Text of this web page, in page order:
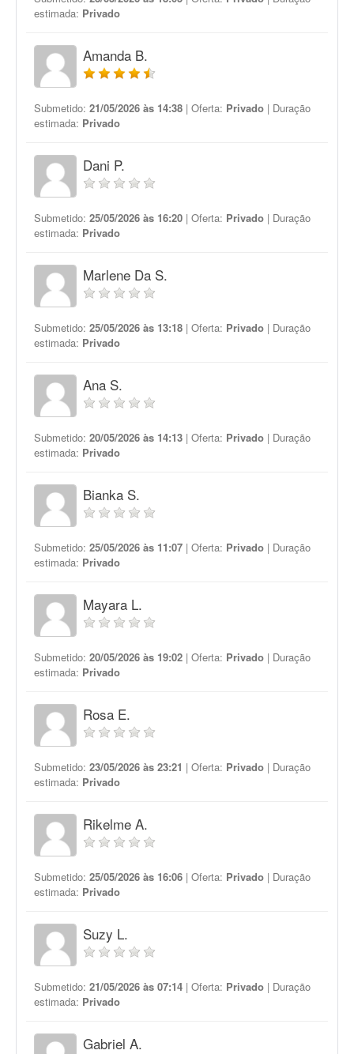
estimada: Privado
Amanda B.
Submetido: 21/05/2026 às 14:38 | Oferta: Privado | Duração
estimada: Privado
Dani P.
Submetido: 25/05/2026 às 16:20 | Oferta: Privado | Duração
estimada: Privado
Marlene Da S.
Submetido: 25/05/2026 às 13:18 | Oferta: Privado | Duração
estimada: Privado
Ana S.
Submetido: 20/05/2026 às 14:13 | Oferta: Privado | Duração
estimada: Privado
Bianka S.
Submetido: 25/05/2026 às 11:07 | Oferta: Privado | Duração
estimada: Privado
Mayara L.
Submetido: 20/05/2026 às 19:02 | Oferta: Privado | Duração
estimada: Privado
Rosa E.
Submetido: 23/05/2026 às 23:21 | Oferta: Privado | Duração
estimada: Privado
Rikelme A.
Submetido: 25/05/2026 às 16:06 | Oferta: Privado | Duração
estimada: Privado
Suzy L.
Submetido: 21/05/2026 às 07:14 | Oferta: Privado | Duração
estimada: Privado
Gabriel A.